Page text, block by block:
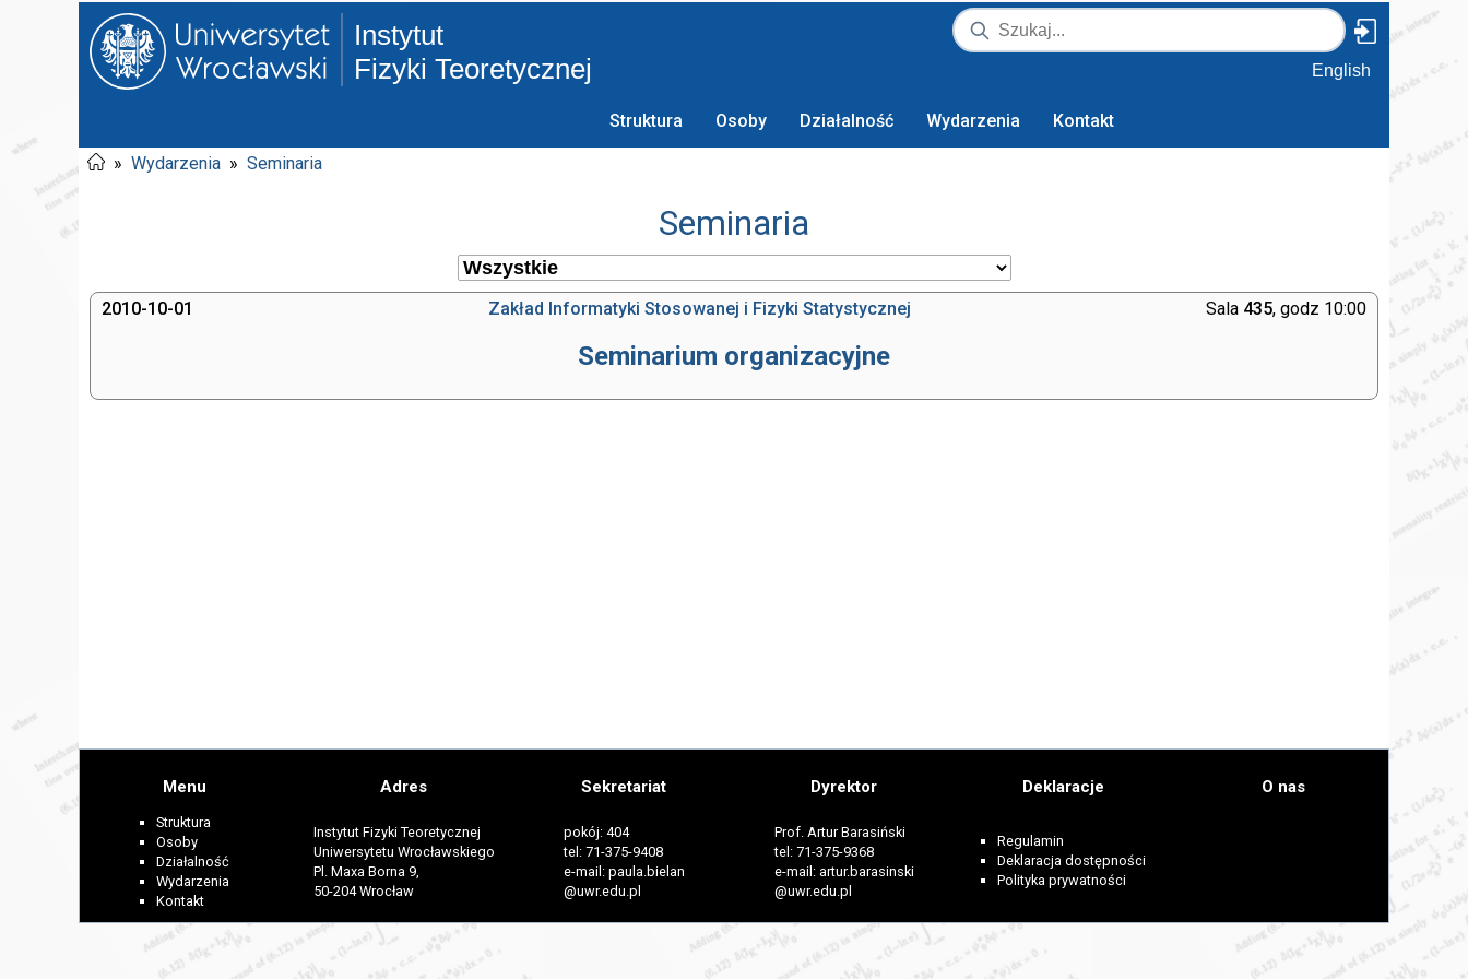
Instytut
Fizyki Teoretycznej
English
Struktura Osoby Działalność Wydarzenia Kontakt
» Wydarzenia » Seminaria
Seminaria
2010-10-01 Sala 435, godz 10:00
Zakład Informatyki Stosowanej i Fizyki Statystycznej
Seminarium organizacyjne
Menu
Struktura
Osoby
Działalność
Wydarzenia
Kontakt
Adres
Instytut Fizyki Teoretycznej
Uniwersytetu Wrocławskiego
Pl. Maxa Borna 9,
50-204 Wrocław
Sekretariat
pokój: 404
tel: 71-375-9408
e-mail: paula.bielan
@uwr.edu.pl
Dyrektor
Prof. Artur Barasiński
tel: 71-375-9368
e-mail: artur.barasinski
@uwr.edu.pl
Deklaracje
Regulamin
Deklaracja dostępności
Polityka prywatności
O nas